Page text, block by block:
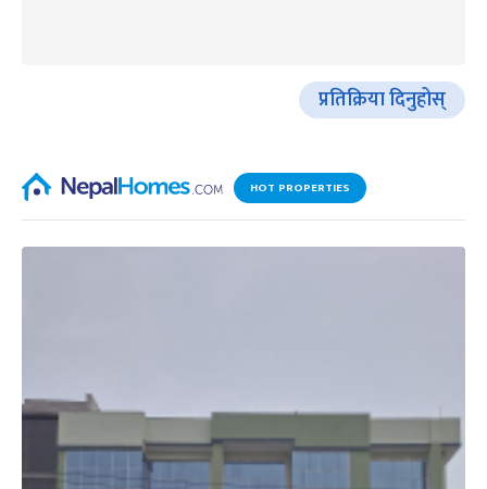
प्रतिक्रिया दिनुहोस्
HOT PROPERTIES